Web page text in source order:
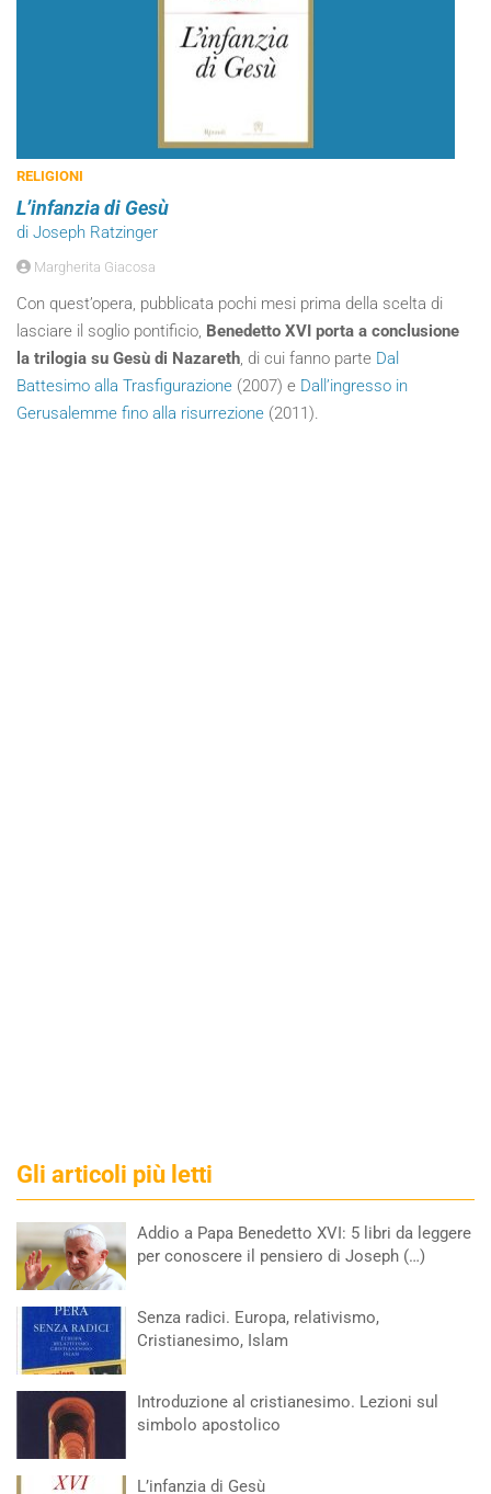
RELIGIONI
L’infanzia di Gesù
di Joseph Ratzinger
Margherita Giacosa
Con quest’opera, pubblicata pochi mesi prima della scelta di
lasciare il soglio pontificio, Benedetto XVI porta a conclusione
la trilogia su Gesù di Nazareth, di cui fanno parte Dal
Battesimo alla Trasfigurazione (2007) e Dall’ingresso in
Gerusalemme fino alla risurrezione (2011).
Gli articoli più letti
Addio a Papa Benedetto XVI: 5 libri da leggere
per conoscere il pensiero di Joseph (…)
Senza radici. Europa, relativismo,
Cristianesimo, Islam
Introduzione al cristianesimo. Lezioni sul
simbolo apostolico
L’infanzia di Gesù